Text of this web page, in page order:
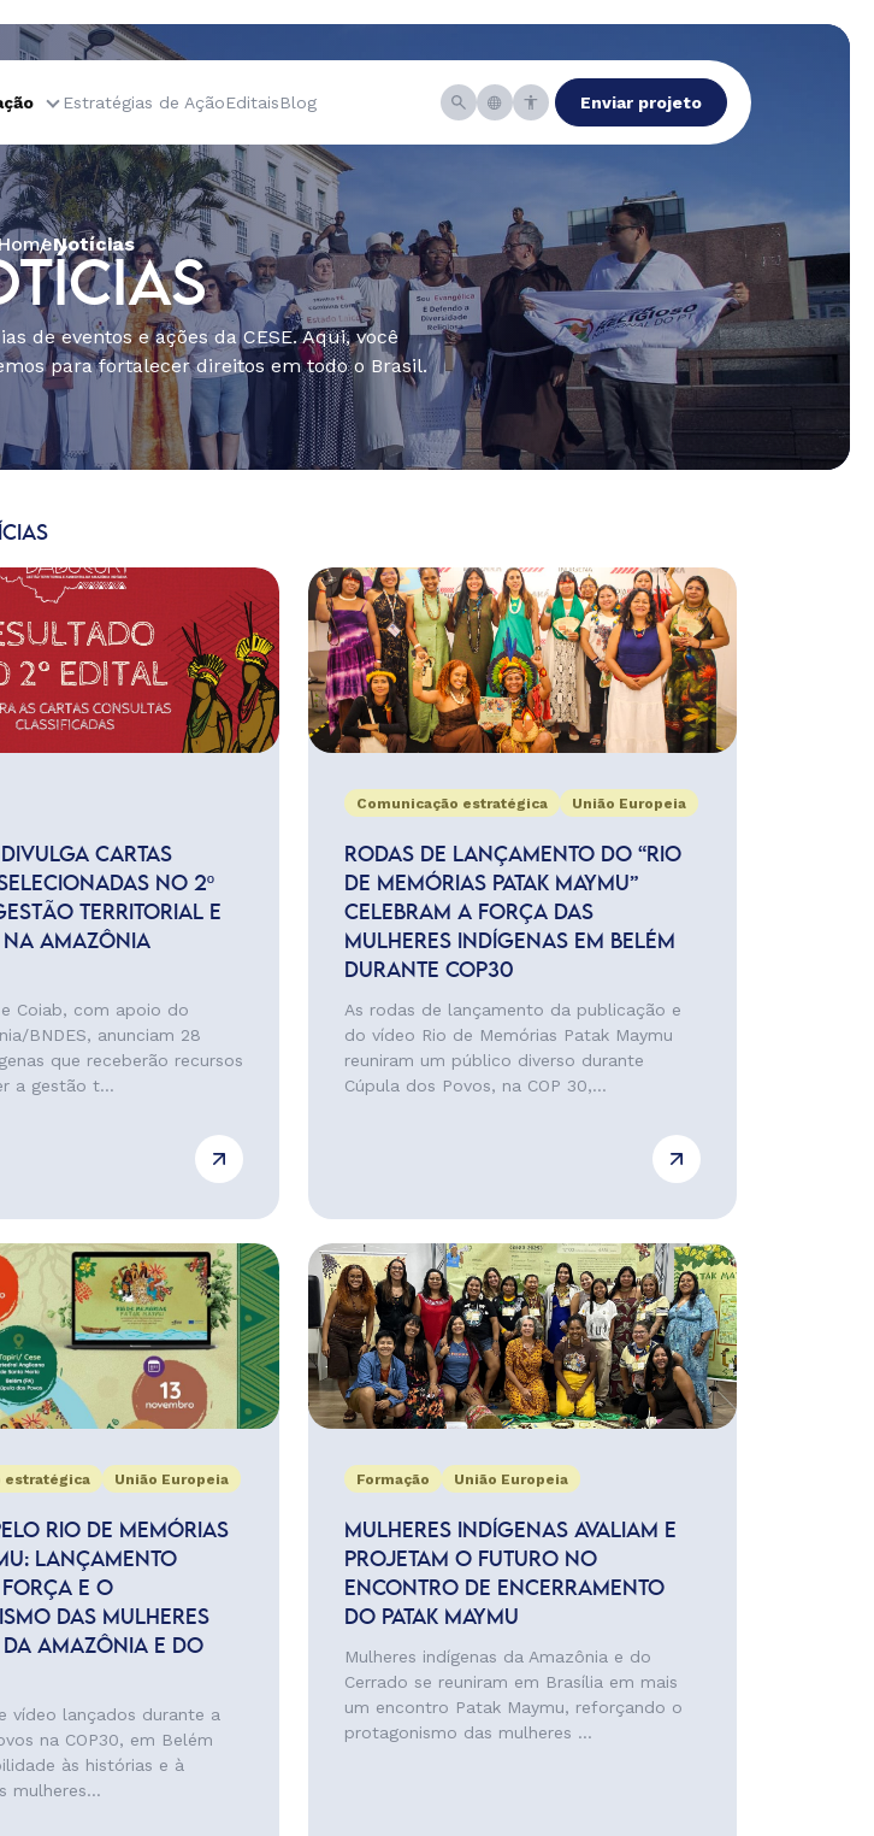
Estratégias de AçãoEditaisBlog Enviar projeto
Notícias
de eventos e ações da CESE. Aqui, você
para fortalecer direitos em todo o Brasil.
CARTAS
NO 2º
TERRITORIAL E
NA AMAZÔNIA
e Coiab, com apoio do
BNDES, anunciam 28
que receberão recursos
a gestão t...
Comunicação estratégica União Europeia
RODAS DE LANÇAMENTO DO “RIO
DE MEMÓRIAS PATAK MAYMU”
CELEBRAM A FORÇA DAS
MULHERES INDÍGENAS EM BELÉM
DURANTE COP30
As rodas de lançamento da publicação e
do vídeo Rio de Memórias Patak Maymu
reuniram um público diverso durante
Cúpula dos Povos, na COP 30,...
estratégica União Europeia
RIO DE MEMÓRIAS
LANÇAMENTO
E O
DAS MULHERES
DA AMAZÔNIA E DO
vídeo lançados durante a
na COP30, em Belém
às histórias e à
mulheres...
Formação União Europeia
MULHERES INDÍGENAS AVALIAM E
PROJETAM O FUTURO NO
ENCONTRO DE ENCERRAMENTO
DO PATAK MAYMU
Mulheres indígenas da Amazônia e do
Cerrado se reuniram em Brasília em mais
um encontro Patak Maymu, reforçando o
protagonismo das mulheres ...